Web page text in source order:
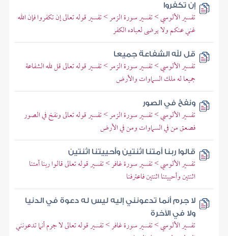
إن تكفروا
تفسير الألوسي > تفسير سورة الزمر > تفسير قوله تعالى إن تكفروا فإن الله
غني عنكم ولا يرضى لعباده الكفر
قل لله الشفاعة جميعا
تفسير الألوسي > تفسير سورة الزمر > تفسير قوله تعالى قل لله الشفاعة
جميعا له ملك السماوات والأرض
ونفخ في الصور
تفسير الألوسي > تفسير سورة الزمر > تفسير قوله تعالى ونفخ في الصور
فصعق من في السماوات ومن في الأرض
قالوا ربنا أمتنا اثنتين وأحييتنا اثنتين
تفسير الألوسي > تفسير سورة غافر > تفسير قوله تعالى قالوا ربنا أمتنا
اثنتين وأحييتنا اثنتين فاعترفنا
لا جرم أنما تدعونني إليه ليس له دعوة في الدنيا
ولا في الآخرة
تفسير الألوسي > تفسير سورة غافر > تفسير قوله تعالى لا جرم أنما تدعونني